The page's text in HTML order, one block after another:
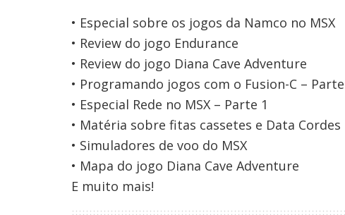
• Especial sobre os jogos da Namco no MSX
• Review do jogo Endurance
• Review do jogo Diana Cave Adventure
• Programando jogos com o Fusion-C –
• Especial Rede no MSX – Parte 1
• Matéria sobre fitas cassetes e Data Cordes
• Simuladores de voo do MSX
• Mapa do jogo Diana Cave Adventure
E muito mais!